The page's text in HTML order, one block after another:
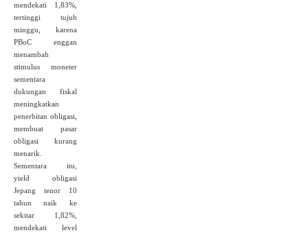
mendekati 1,83%,
tertinggi tujuh
minggu, karena
PBoC enggan
menambah
stimulus moneter
sementara
dukungan fiskal
meningkatkan
penerbitan obligasi,
membuat pasar
obligasi kurang
menarik.
Sementara itu,
yield obligasi
Jepang tenor 10
tahun naik ke
sekitar 1,82%,
mendekati level